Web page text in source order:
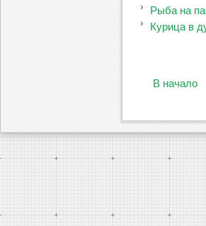
Рыба на
Курица в
В начало